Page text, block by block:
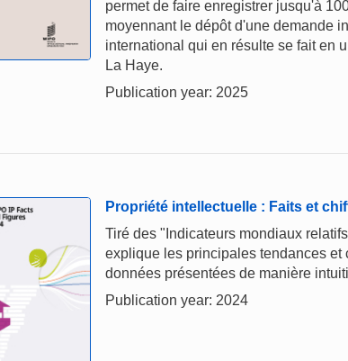
permet de faire enregistrer jusqu'à
moyennant le dépôt d'une demande
international qui en résulte se fait en
La Haye.
Publication year: 2025
Propriété intellectuelle : Faits et
Tiré des "Indicateurs mondiaux
explique les principales tendances
données présentées de manière
Publication year: 2024